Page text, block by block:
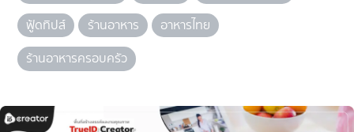
ฟู้ดทิปส์
ร้านอาหาร
อาหารไทย
ร้านอาหารครอบครัว